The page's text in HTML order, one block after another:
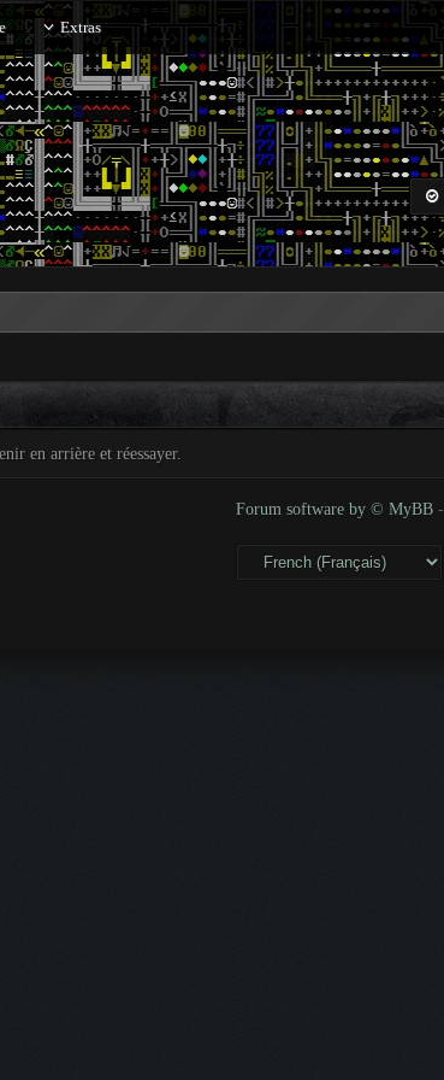
Extras
en arrière et réessayer.
Forum software by © MyBB -